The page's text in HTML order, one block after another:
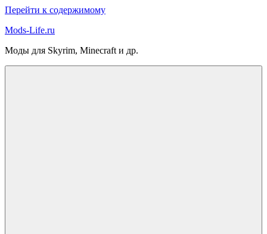
Перейти к содержимому
Mods-Life.ru
Моды для Skyrim, Minecraft и др.